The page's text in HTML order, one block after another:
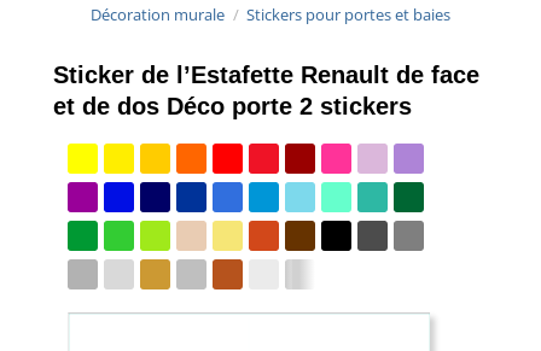
Décoration murale / Stickers pour portes et baies
Sticker de l’Estafette Renault de face
et de dos Déco porte 2 stickers